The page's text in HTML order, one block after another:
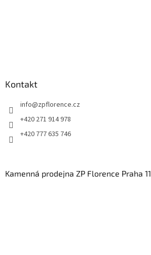
Kontakt
info@zpflorence.cz
+420 271 914 978
+420 777 635 746
Kamenná prodejna ZP Florence Praha 11